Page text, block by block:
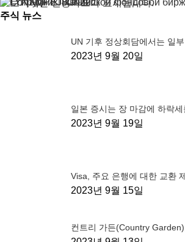
주식 뉴스
UN 기후 정상회담에서는 일
2023년 9월 20일
일본 증시는 장 마감에 하락
2023년 9월 19일
Visa, 주요 은행에 대한 교환
2023년 9월 15일
컨트리 가든(Country